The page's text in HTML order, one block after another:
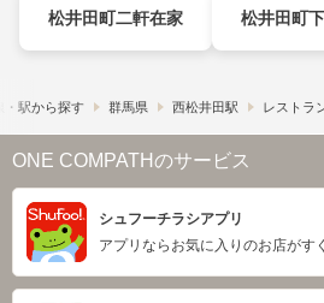
松井田町二軒在家 松井田町
・駅から探す 群馬県 西松井田駅 レストラ
ONE COMPATHのサービス
シュフーチラシアプリ
アプリならお気に入りのお店がす